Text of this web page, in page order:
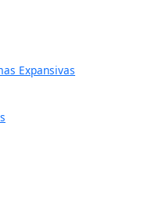
Expansivas